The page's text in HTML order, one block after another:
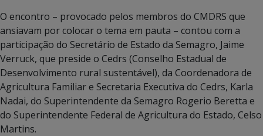
O encontro – provocado pelos membros do CMDRS que
ansiavam por colocar o tema em pauta – contou com a
participação do Secretário de Estado da Semagro, Jaime
Verruck, que preside o Cedrs (Conselho Estadual de
Desenvolvimento rural sustentável), da Coordenadora de
Agricultura Familiar e Secretaria Executiva do Cedrs, Karla
Nadai, do Superintendente da Semagro Rogerio Beretta e
do Superintendente Federal de Agricultura do Estado, Celso
Martins.